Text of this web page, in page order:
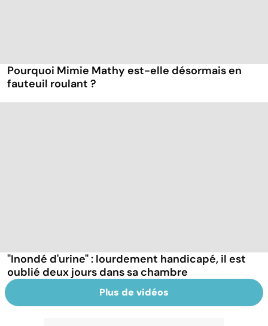
Pourquoi Mimie Mathy est-elle désormais en
fauteuil roulant ?
"Inondé d'urine" : lourdement handicapé, il est
oublié deux jours dans sa chambre
Plus de vidéos